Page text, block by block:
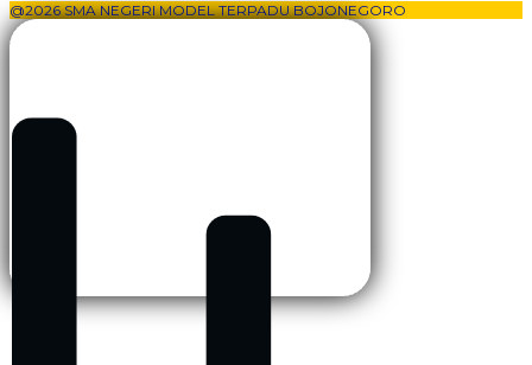
@2026 SMA NEGERI MODEL TERPADU BOJONEGORO